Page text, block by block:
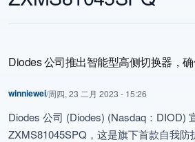
Diodes 公司推出智能型高侧切换器，
winniewei/周四, 23 二月 2023 - 15:26
Diodes 公司 (Diodes) (Nasdaq：DIOD)
ZXMS81045SPQ，这是旗下首款自我防